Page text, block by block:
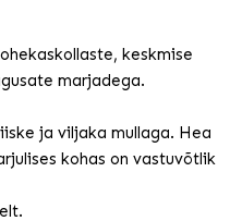
keskmise
marjadega.
ja viljaka mullaga. Hea
kohas on vastuvõtlik